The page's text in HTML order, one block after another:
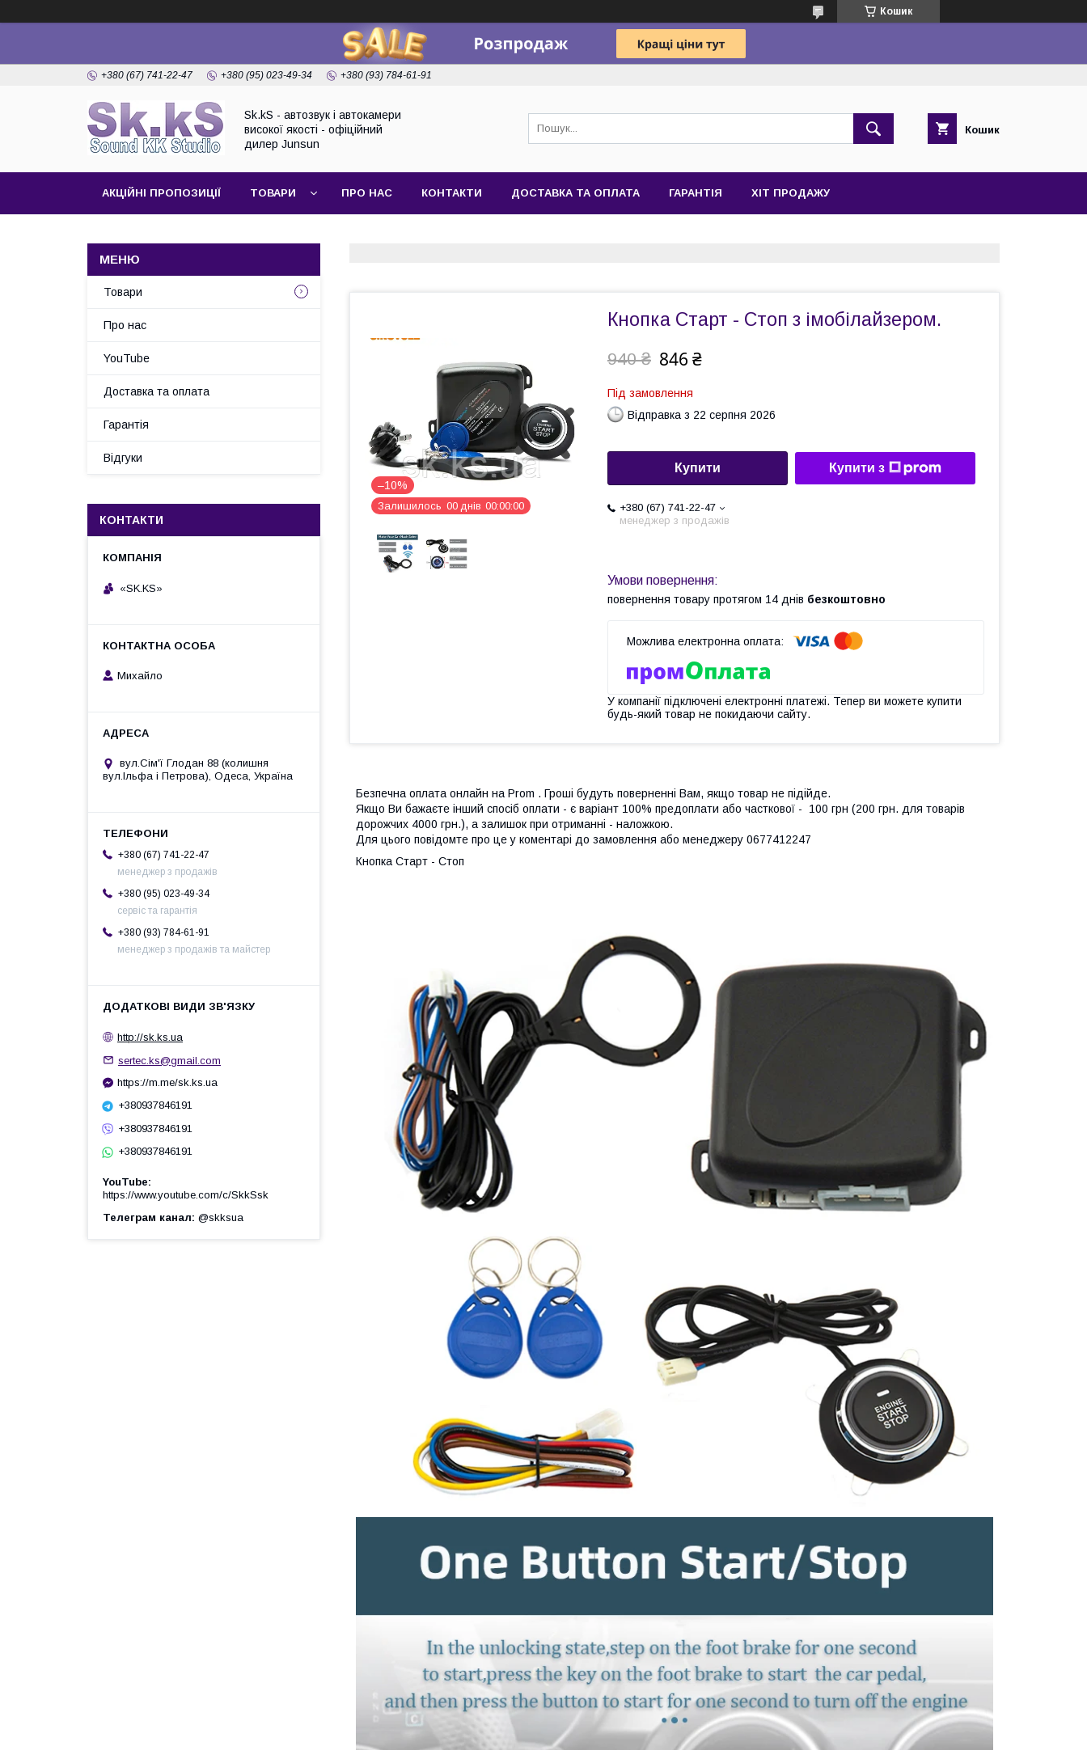
Кошик
+380 (67) 741-22-47 +380 (95) 023-49-34 +380 (93) 784-61-91
Sk.kS - автозвук і автокамери
високої якості - офіційний
дилер Junsun
Кошик
АКЦІЙНІ ПРОПОЗИЦІЇ ТОВАРИ ПРО НАС КОНТАКТИ ДОСТАВКА ТА ОПЛАТА ГАРАНТІЯ ХІТ ПРОДАЖУ
–10%
Залишилось 00 днів 00 00 00
Кнопка Старт - Стоп з імобілайзером.
940 ₴ 846 ₴
Під замовлення
Відправка з 22 серпня 2026
Купити Купити з
+380 (67) 741-22-47
менеджер з продажів
повернення товару протягом 14 днів безкоштовно
У компанії підключені електронні платежі. Тепер ви можете купити
будь-який товар не покидаючи сайту.
Безпечна оплата онлайн на Prom . Гроші будуть поверненні Вам, якщо товар не підійде.
Якщо Ви бажаєте інший спосіб оплати - є варіант 100% предоплати або часткової - 100 грн (200 грн. для товарів
дорожчих 4000 грн.), а залишок при отриманні - наложкою.
Для цього повідомте про це у коментарі до замовлення або менеджеру 0677412247
Кнопка Старт - Стоп
Товари
Про нас
YouTube
Доставка та оплата
Гарантія
Відгуки
КОНТАКТИ
«SK.KS»
Михайло
вул.Сім'ї Глодан 88 (колишня
вул.Ільфа і Петрова), Одеса, Україна
+380 (67) 741-22-47
менеджер з продажів
+380 (95) 023-49-34
сервіс та гарантія
+380 (93) 784-61-91
менеджер з продажів та майстер
http://sk.ks.ua
sertec.ks@gmail.com
https://m.me/sk.ks.ua
+380937846191
+380937846191
+380937846191
YouTube
https://www.youtube.com/c/SkkSsk
Телеграм канал @skksua